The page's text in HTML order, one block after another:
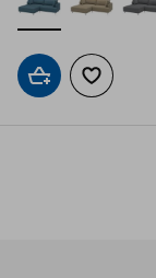
Προσθήκη στο